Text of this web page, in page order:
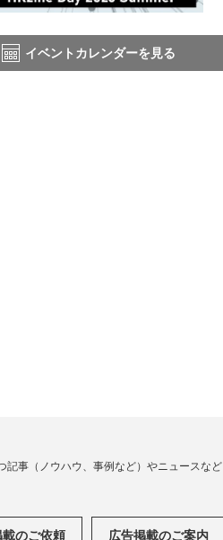
イベントカレンダーを見る
事（ノウハウ、事例など）やニュースなど
のご依頼 広告掲載のご案内